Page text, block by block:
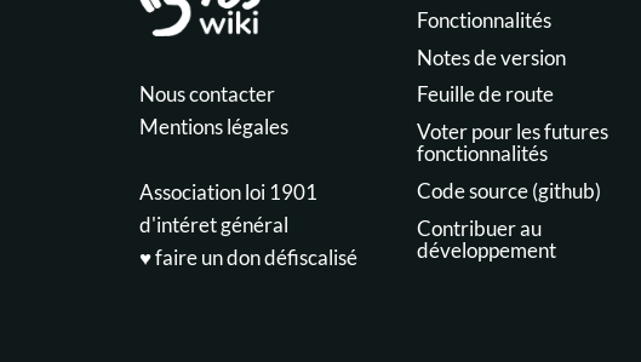
Nous contacter
Mentions légales
Association loi 1901
d'intéret général
♥️ faire un don défiscalisé
Fonctionnalités
Notes de version
Feuille de route
Voter pour les futures
fonctionnalités
Code source (github)
Contribuer au
développement